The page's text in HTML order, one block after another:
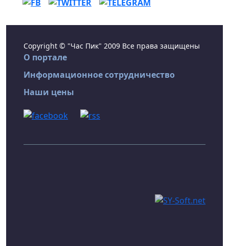
Copyright © "Час Пик" 2009 Все права защищены
О портале
Информационное сотрудничество
Наши цены